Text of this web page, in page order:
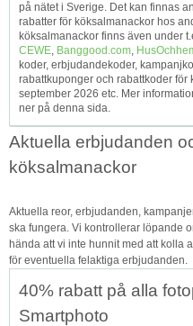
på nätet i Sverige. Det kan finnas
rabatter för köksalmanackor hos
köksalmanackor finns även under
CEWE, Banggood.com,
koder, erbjudandekoder,
rabattkuponger och rabattkoder
september 2026 etc. Mer
ner på denna sida.
Aktuella erbjudanden
köksalmanackor
Aktuella reor, erbjudanden,
ska fungera. Vi kontrollerar löpande
hända att vi inte hunnit med att kolla
för eventuella felaktiga erbjudanden.
40% rabatt på alla
Smartphoto